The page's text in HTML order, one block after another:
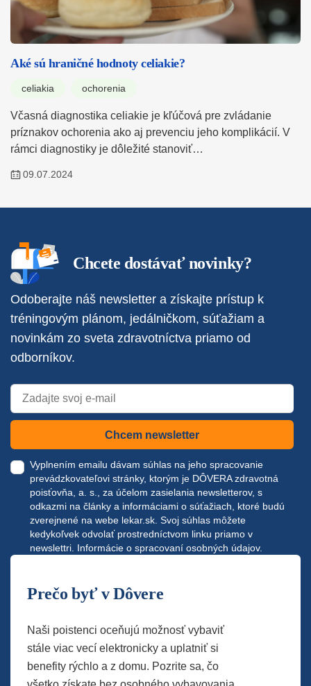
Aké sú hraničné hodnoty celiakie?
celiakia ochorenia
Včasná diagnostika celiakie je kľúčová pre zvládanie
príznakov ochorenia ako aj prevenciu jeho komplikácií. V
rámci diagnostiky je dôležité stanoviť…
09.07.2024
Chcete dostávať novinky?
Odoberajte náš newsletter a získajte prístup k
tréningovým plánom, jedálničkom, súťažiam a
novinkám zo sveta zdravotníctva priamo od
odborníkov.
Chcem newsletter
Vyplnením emailu dávam súhlas na jeho spracovanie
prevádzkovateľovi stránky, ktorým je DÔVERA zdravotná
poisťovňa, a. s., za účelom zasielania newsletterov, s
odkazmi na články a informáciami o súťažiach, ktoré budú
zverejnené na webe lekar.sk . Svoj súhlas môžete
kedykoľvek odvolať prostredníctvom linku priamo v
newslettri. Informácie o spracovaní osobných údajov.
Prečo byť v Dôvere
Naši poistenci oceňujú možnosť vybaviť
stále viac vecí elektronicky a uplatniť si
benefity rýchlo a z domu. Pozrite sa, čo